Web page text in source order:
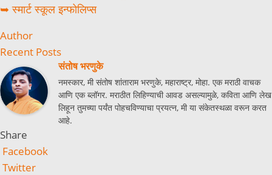
➥ स्मार्ट स्कूल इन्फोलिप्स
Author
Recent Posts
संतोष भरणुके
नमस्कार, मी संतोष शांताराम भरणुके, महाराष्ट्र, मोहा. एक मराठी वाचक
आणि एक ब्लॉगर. मराठीत लिहिण्याची आवड असल्यामुळे, कविता आणि लेख
लिहून तुमच्या पर्यंत पोहचविण्याचा प्रयत्न, मी या संकेतस्थळा वरून करत
आहे.
Share
Facebook
Twitter